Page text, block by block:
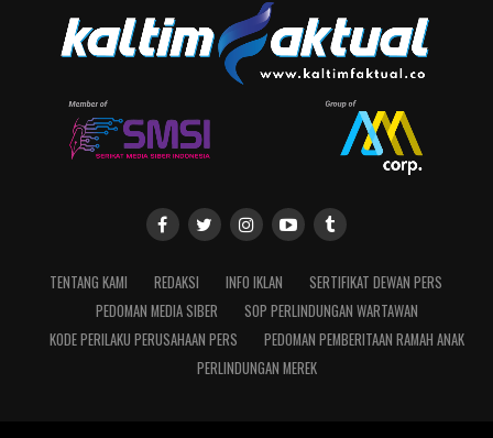
TENTANG KAMI REDAKSI INFO IKLAN
SERTIFIKAT DEWAN PERS
PEDOMAN MEDIA SIBER
SOP PERLINDUNGAN WARTAWAN
KODE PERILAKU PERUSAHAAN PERS
PEDOMAN PEMBERITAAN RAMAH ANAK
PERLINDUNGAN MEREK